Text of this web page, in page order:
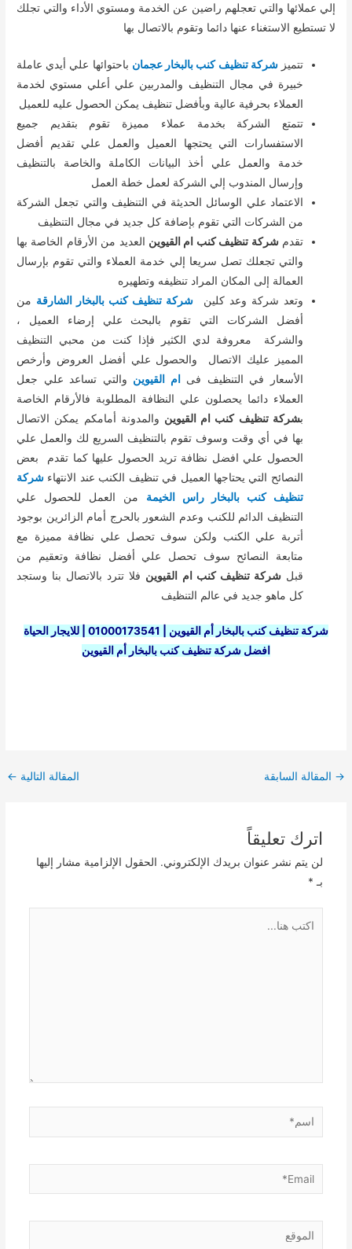
إلي عملائها والتي تعجلهم راضين عن الخدمة ومستوي الأداء والتي تجلك
لا تستطيع الاستغناء عنها دائما وتقوم بالاتصال بها
تتميزشركة تنظيف كنب بالبخار عجمان باحتوائها علي أيدي عاملة
خبيرة في مجال التنظيف والمدربين علي أعلي مستوي لخدمة
العملاء بحرفية عالية وبأفضل تنظيف يمكن الحصول عليه للعميل
تتمتع الشركة بخدمة عملاء مميزة تقوم بتقديم جميع
الاستفسارات التي يحتجها العميل والعمل علي تقديم أفضل
خدمة والعمل علي أخذ البيانات الكاملة والخاصة بالتنظيف
وإرسال المندوب إلي الشركة لعمل خطة العمل
الاعتماد علي الوسائل الحديثة في التنظيف والتي تجعل الشركة
من الشركات التي تقوم بإضافة كل جديد في مجال التنظيف
تقدمشركة تنظيف كنب ام القيوين العديد من الأرقام الخاصة بها
والتي تجعلك تصل سريعا إلي خدمة العملاء والتي تقوم بإرسال
العمالة إلى المكان المراد تنظيفه وتطهيره
وتعد شركة وعد كلين شركة تنظيف كنب بالبخار الشارقة من
أفضل الشركات التي تقوم بالبحث علي إرضاء العميل ،
والشركة معروفة لدي الكثير فإذا كنت من محبي التنظيف
المميز عليك الاتصال والحصول علي أفضل العروض وأرخص
الأسعار في التنظيف فىام القيوين والتي تساعد علي جعل
العملاء دائما يحصلون علي النظافة المطلوبة فالأرقام الخاصة
بشركة تنظيف كنب ام القيوين والمدونة أمامكم يمكن الاتصال
بها في أي وقت وسوف تقوم بالتنظيف السريع لك والعمل علي
الحصول علي افضل نظافة تريد الحصول عليها كما تقدم بعض
النصائح التي يحتاجها العميل في تنظيف الكنب عند الانتهاء شركة
تنظيف كنب بالبخار راس الخيمة من العمل للحصول علي
التنظيف الدائم للكنب وعدم الشعور بالحرج أمام الزائرين بوجود
أتربة علي الكنب ولكن سوف تحصل علي نظافة مميزة مع
متابعة النصائح سوف تحصل علي أفضل نظافة وتعقيم من
قبلشركة تنظيف كنب ام القيوين فلا تترد بالاتصال بنا وستجد
كل ماهو جديد في عالم التنظيف
شركة تنظيف كنب بالبخار أم القيوين | 01000173541 | للايجار الحياة
افضل شركة تنظيف كنب بالبخار أم القيوين
Post
→ المقالة السابقة المقالة التالية ←
اترك تعليقاً
لن يتم نشر عنوان بريدك الإلكتروني. الحقول الإلزامية مشار إليها
بـ *
اسم*
Email*
الموقع